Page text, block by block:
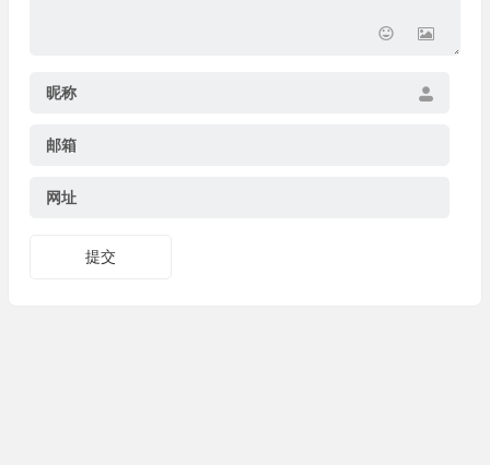
昵称
邮箱
网址
提交